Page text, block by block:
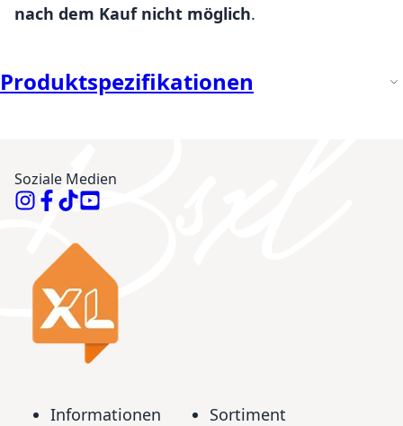
nach dem Kauf nicht möglich.
Produktspezifikationen
Soziale Medien
Informationen
Sortiment